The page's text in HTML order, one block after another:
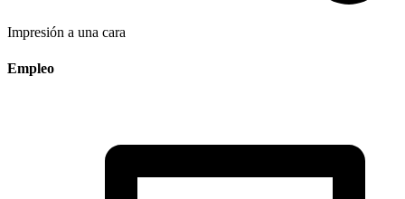
Impresión a una cara
Empleo